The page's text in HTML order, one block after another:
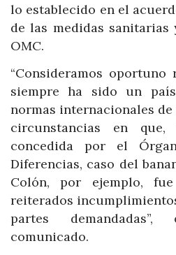
lo establecido en el
de las medidas
OMC.
“Consideramos oportuno
siempre ha sido un
normas internacionales
circunstancias en
concedida por el
Diferencias, caso del
Colón, por ejemplo,
reiterados
partes
comunicado.